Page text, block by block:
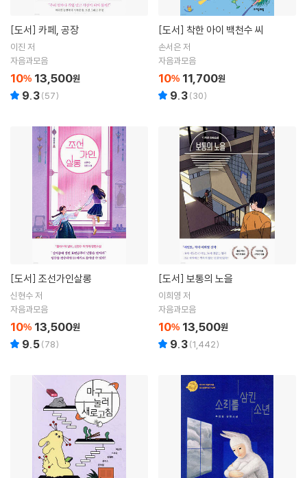
[도서] 카페, 공장
이진 저
자음과모음
10% 13,500원
9.3(57)
[도서] 착한 아이 백천수 씨
손서은 저
자음과모음
10% 11,700원
9.3(30)
[도서] 조선가인살롱
신현수 저
자음과모음
10% 13,500원
9.5(78)
[도서] 보통의 노을
이희영 저
자음과모음
10% 13,500원
9.3(1,442)